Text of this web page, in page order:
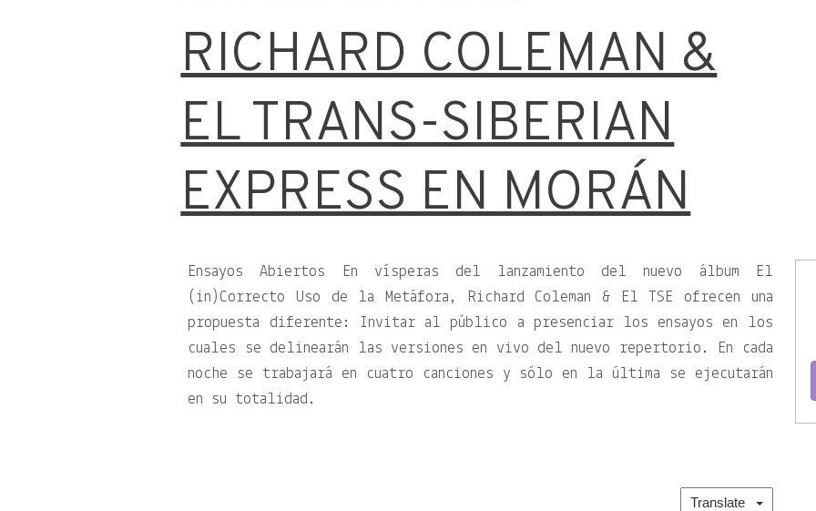
RICHARD COLEMAN &
EL TRANS-SIBERIAN
EXPRESS EN MORÁN
Ensayos Abiertos En vísperas del lanzamiento del nuevo álbum El
(in)Correcto Uso de la Metáfora, Richard Coleman & El TSE ofrecen una
propuesta diferente: Invitar al público a presenciar los ensayos en los
cuales se delinearán las versiones en vivo del nuevo repertorio. En cada
noche se trabajará en cuatro canciones y sólo en la última se ejecutarán
en su totalidad.
Translate